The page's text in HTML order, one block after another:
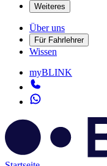
Weiteres
Über uns
Für Fahrlehrer
Wissen
myBLINK